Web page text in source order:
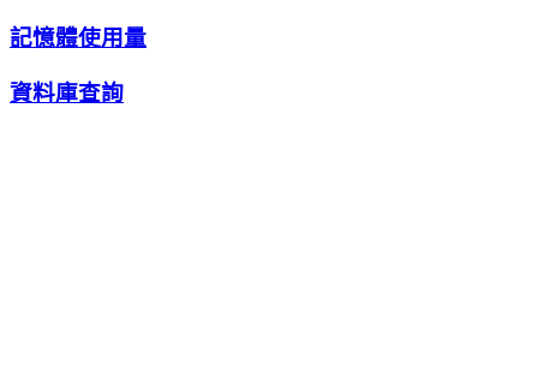
記憶體使用量
資料庫查詢